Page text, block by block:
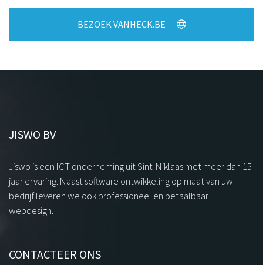
BEZOEK VANHECK.BE
JISWO BV
Jiswo is een ICT onderneming uit Sint-Niklaas met meer dan 15
jaar ervaring. Naast software ontwikkeling op maat van uw
bedrijf leveren we ook professioneel en betaalbaar
webdesign.
CONTACTEER ONS